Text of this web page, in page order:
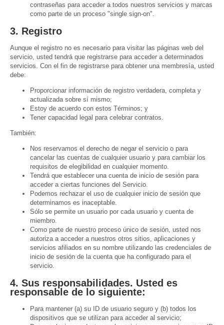
contraseñas para acceder a todos nuestros servicios y marcas
como parte de un proceso "single sign-on".
3. Registro
Aunque el registro no es necesario para visitar las páginas web del
servicio, usted tendrá que registrarse para acceder a determinados
servicios. Con el fin de registrarse para obtener una membresía, usted
debe:
Proporcionar información de registro verdadera, completa y
actualizada sobre sí mismo;
Estoy de acuerdo con estos Términos; y
Tener capacidad legal para celebrar contratos.
También:
Nos reservamos el derecho de negar el servicio o para
cancelar las cuentas de cualquier usuario y para cambiar los
requisitos de elegibilidad en cualquier momento.
Tendrá que establecer una cuenta de inicio de sesión para
acceder a ciertas funciones del Servicio.
Podemos rechazar el uso de cualquier inicio de sesión que
determinamos es inaceptable.
Sólo se permite un usuario por cada usuario y cuenta de
miembro.
Como parte de nuestro proceso único de sesión, usted nos
autoriza a acceder a nuestros otros sitios, aplicaciones y
servicios afiliados en su nombre utilizando las credenciales de
inicio de sesión de la cuenta que ha configurado para el
servicio.
4. Sus responsabilidades. Usted es
responsable de lo siguiente:
Para mantener (a) su ID de usuario seguro y (b) todos los
dispositivos que se utilizan para acceder al servicio;